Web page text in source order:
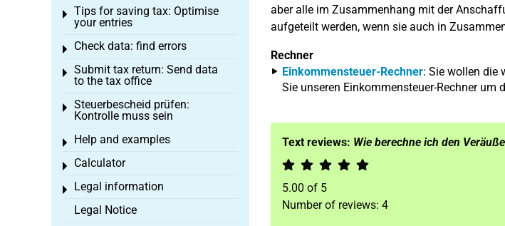
aber alle im Zusammenhang mit der
aufgeteilt werden, wenn sie auch in
Rechner
Einkommensteuer-Rechner: Sie wollen die
Sie unseren Einkommensteuer-Rechner
Text reviews: Wie berechne ich den
5.00 of 5
Number of reviews: 4
Tips for saving tax: Optimise
your entries
Toggle menu
Check data: find errors
Toggle menu
Submit tax return: Send data
to the tax office
Toggle menu
Steuerbescheid prüfen:
Kontrolle muss sein
Toggle menu
Help and examples
Toggle menu
Calculator
Toggle menu
Legal information
Toggle menu
Legal Notice